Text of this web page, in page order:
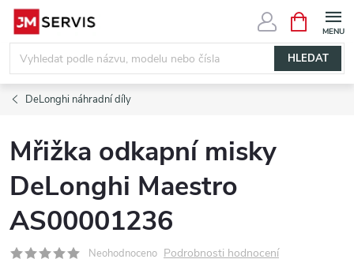
Přejít
obsah
HLEDAT
NÁKUPNÍ
KOŠÍK
DeLonghi náhradní díly
Mřižka odkapní misky
DeLonghi Maestro
AS00001236
Neohodnoceno Podrobnosti hodnocení